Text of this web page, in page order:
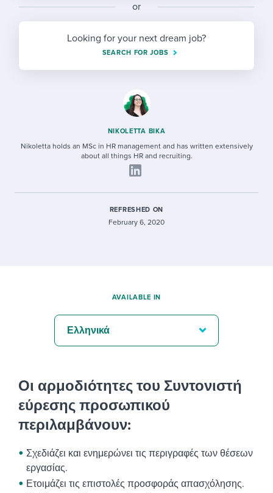
Candidate/employee experiences
or
Looking for your next dream job?
SEARCH FOR JOBS
NIKOLETTA BIKA
Nikoletta holds an MSc in HR management and has written extensively
about all things HR and recruiting.
REFRESHED ON
February 6, 2020
Οι αρμοδιότητες του Συντονιστή
εύρεσης προσωπικού
περιλαμβάνουν:
Σχεδιάζει και ενημερώνει τις περιγραφές των θέσεων
εργασίας.
Ετοιμάζει τις επιστολές προσφοράς απασχόλησης.
AVAILABLE IN
Ελληνικά